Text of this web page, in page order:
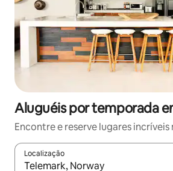
Aluguéis por temporada
Encontre e reserve lugares
Localização
Quando os resultados estiverem